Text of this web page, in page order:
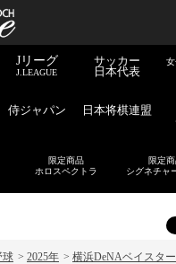
Jリーグ
J.LEAGUE
サッカー
日本代表
侍ジャパン 日本将棋連盟
限定商品
ホロスペクトラ
限定
シグネチャ
球 > 2025年 > 横浜DeNAベイスタ